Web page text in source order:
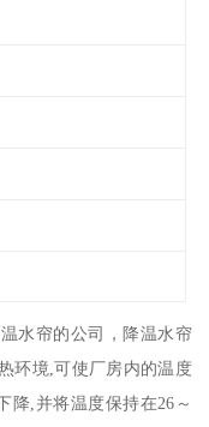
水帘的公司，降温水帘
环境,可使厂房内的温度
降,并将温度保持在26～